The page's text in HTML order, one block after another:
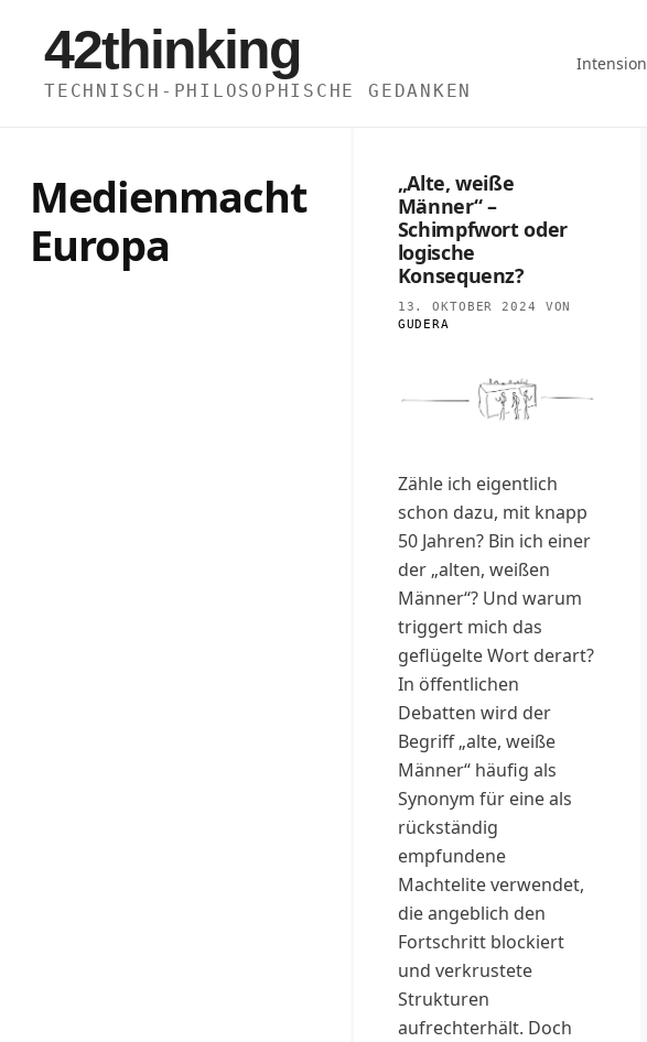
Inhalt
springen
42thinking
TECHNISCH-PHILOSOPHISCHE GEDANKEN
Intension
Medienmacht
Europa
„Alte, weiße
Männer“ –
Schimpfwort oder
logische
Konsequenz?
13. OKTOBER 2024
VON
GUDERA
Zähle ich eigentlich
schon dazu, mit knapp
50 Jahren? Bin ich einer
der „alten, weißen
Männer“? Und warum
triggert mich das
geflügelte Wort derart?
In öffentlichen
Debatten wird der
Begriff „alte, weiße
Männer“ häufig als
Synonym für eine als
rückständig
empfundene
Machtelite verwendet,
die angeblich den
Fortschritt blockiert
und verkrustete
Strukturen
aufrechterhält. Doch